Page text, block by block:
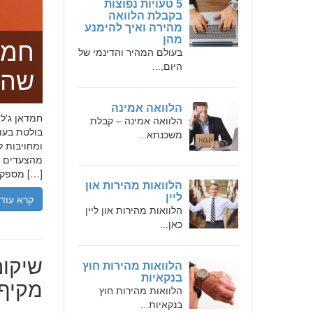
5 טעויות נפוצות
בקבלת הלוואה
מהירה ואיך להימנע
מהן
בעולם המהיר והדינמי של
היום,...
הלוואה אמינה
הלוואה אמינה – קבלת
משכנתא...
הלוואות מהירות און
ליין
הלוואות מהירות און ליין
כאן...
הלוואות מהירות חוץ
בנקאיות
הלוואות מהירות חוץ
בנקאיות...
בולטת
מהצעדים
מספקת […]
קרא עוד